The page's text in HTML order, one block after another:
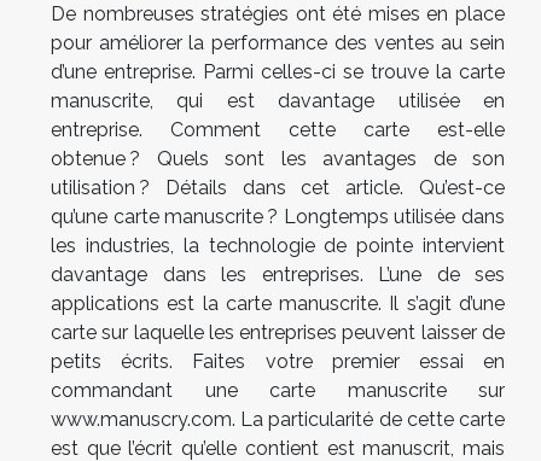
De nombreuses stratégies ont été mises en place
pour améliorer la performance des ventes au sein
d’une entreprise. Parmi celles-ci se trouve la carte
manuscrite, qui est davantage utilisée en
entreprise. Comment cette carte est-elle
obtenue ? Quels sont les avantages de son
utilisation ? Détails dans cet article. Qu’est-ce
qu’une carte manuscrite ? Longtemps utilisée dans
les industries, la technologie de pointe intervient
davantage dans les entreprises. L’une de ses
applications est la carte manuscrite. Il s’agit d’une
carte sur laquelle les entreprises peuvent laisser de
petits écrits. Faites votre premier essai en
commandant une carte manuscrite sur
www.manuscry.com. La particularité de cette carte
est que l’écrit qu’elle contient est manuscrit, mais